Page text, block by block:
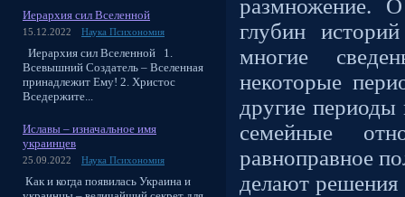
Иерархия сил Вселенной
15.12.2022 Наука Психономия
Иерархия сил Вселенной 1.
Всевышний Создатель – Вселенная
принадлежит Ему! 2. Христос
Вседержите...
Иславы – изначальное имя
украинцев
25.09.2022 Наука Психономия
Как и когда появилась Украина и
размножение.
глубин
многие
некоторые
другие
семейные
равноправное
делают решения